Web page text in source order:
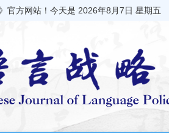
官方网站！今天是 2026年8月7日 星期五